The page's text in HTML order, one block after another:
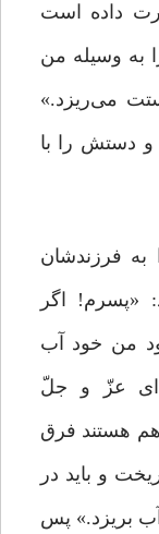
داده است‌
به وسیله‌ من
مى‌ریزد.»
و دستش را با
به فرزندشان
«پسرم! اگر
من خود آب
عزّ و جلّ
هم هستند فرق
و باید در
بریزد.» پس